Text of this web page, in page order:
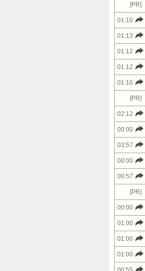
[PR]
01:10
01:13
01:12
01:12
01:10
[PR]
02:12
00:00
03:57
00:00
00:57
[PR]
00:00
01:00
01:00
01:00